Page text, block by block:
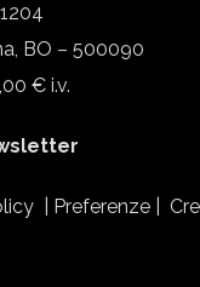
BO – 500090
€ i.v.
| Preferenze